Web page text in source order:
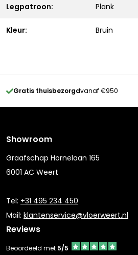
Legpatroon: Plank
Kleur: Bruin
Gratis thuisbezorgdvanaf €950
Showroom
Graafschap Hornelaan 165
6001 AC Weert
Tel: +31 495 234 450
Mail: klantenservice@vloerweert.nl
Reviews
Beoordeeld met 5/5